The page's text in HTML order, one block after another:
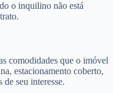
o inquilino não está
comodidades que o imóvel
estacionamento coberto,
seu interesse.